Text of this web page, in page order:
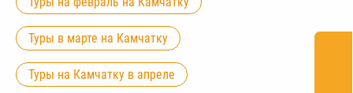
Туры в марте на Камчатку
Туры на Камчатку в апреле